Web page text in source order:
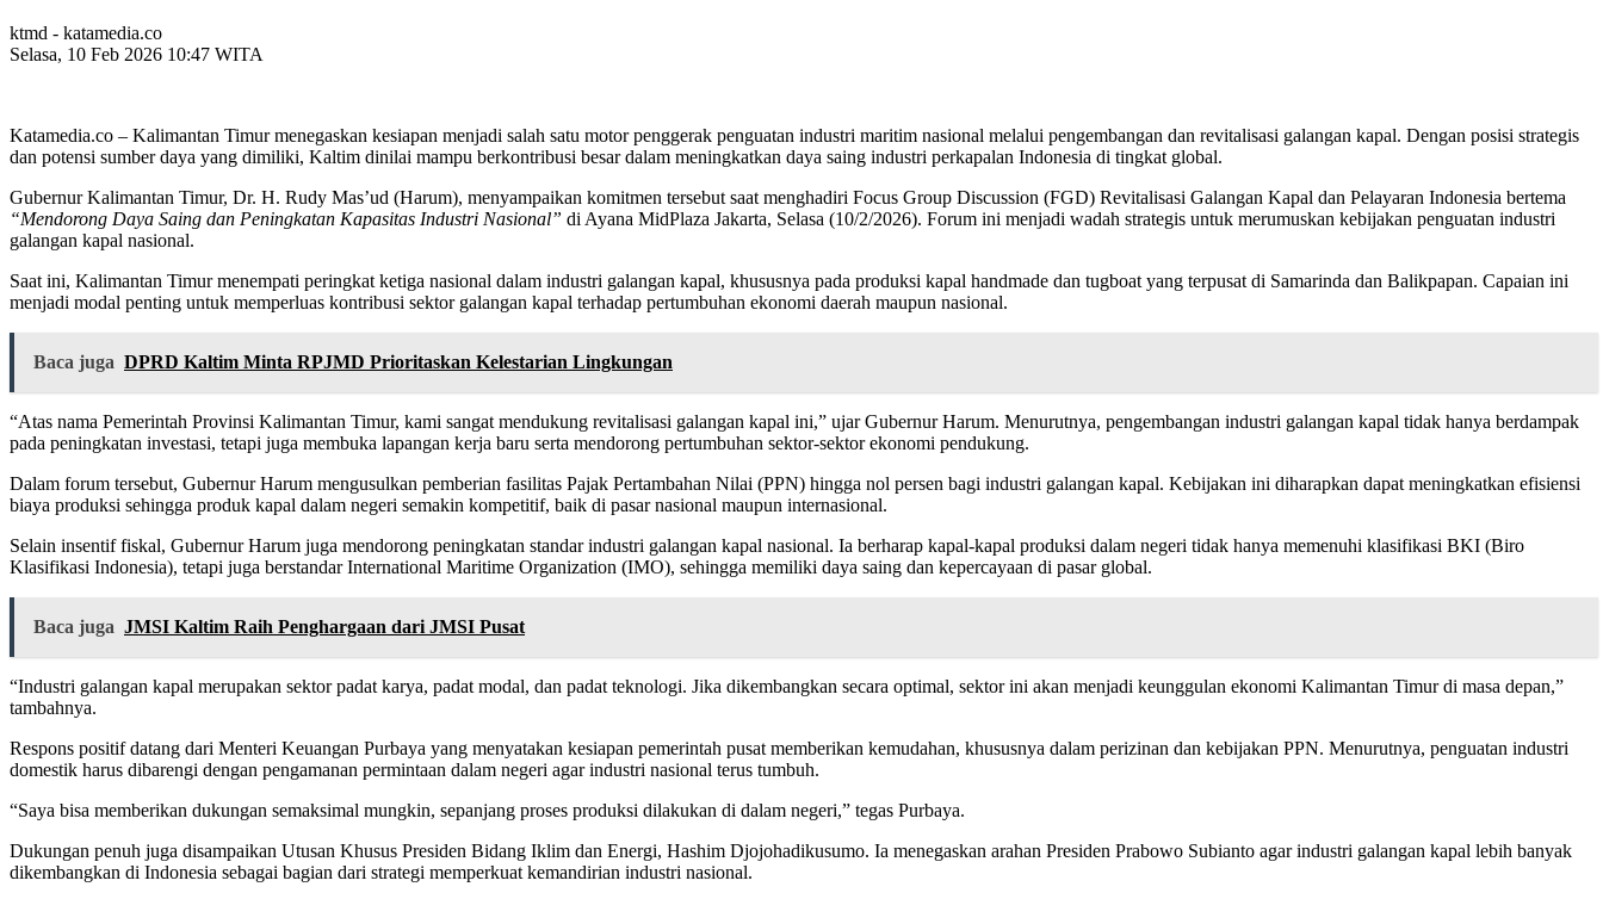
ktmd - katamedia.co
Selasa, 10 Feb 2026 10:47 WITA
Katamedia.co – Kalimantan Timur menegaskan kesiapan menjadi salah satu motor penggerak penguatan industri maritim nasional melalui pengembangan dan revitalisasi galangan kapal. Dengan posisi strategis
dan potensi sumber daya yang dimiliki, Kaltim dinilai mampu berkontribusi besar dalam meningkatkan daya saing industri perkapalan Indonesia di tingkat global.
Gubernur Kalimantan Timur, Dr. H. Rudy Mas’ud (Harum), menyampaikan komitmen tersebut saat menghadiri Focus Group Discussion (FGD) Revitalisasi Galangan Kapal dan Pelayaran Indonesia bertema
“Mendorong Daya Saing dan Peningkatan Kapasitas Industri Nasional” di Ayana MidPlaza Jakarta, Selasa (10/2/2026). Forum ini menjadi wadah strategis untuk merumuskan kebijakan penguatan industri
galangan kapal nasional.
Saat ini, Kalimantan Timur menempati peringkat ketiga nasional dalam industri galangan kapal, khususnya pada produksi kapal handmade dan tugboat yang terpusat di Samarinda dan Balikpapan. Capaian ini
menjadi modal penting untuk memperluas kontribusi sektor galangan kapal terhadap pertumbuhan ekonomi daerah maupun nasional.
Baca juga DPRD Kaltim Minta RPJMD Prioritaskan Kelestarian Lingkungan
“Atas nama Pemerintah Provinsi Kalimantan Timur, kami sangat mendukung revitalisasi galangan kapal ini,” ujar Gubernur Harum. Menurutnya, pengembangan industri galangan kapal tidak hanya berdampak
pada peningkatan investasi, tetapi juga membuka lapangan kerja baru serta mendorong pertumbuhan sektor-sektor ekonomi pendukung.
Dalam forum tersebut, Gubernur Harum mengusulkan pemberian fasilitas Pajak Pertambahan Nilai (PPN) hingga nol persen bagi industri galangan kapal. Kebijakan ini diharapkan dapat meningkatkan efisiensi
biaya produksi sehingga produk kapal dalam negeri semakin kompetitif, baik di pasar nasional maupun internasional.
Selain insentif fiskal, Gubernur Harum juga mendorong peningkatan standar industri galangan kapal nasional. Ia berharap kapal-kapal produksi dalam negeri tidak hanya memenuhi klasifikasi BKI (Biro
Klasifikasi Indonesia), tetapi juga berstandar International Maritime Organization (IMO), sehingga memiliki daya saing dan kepercayaan di pasar global.
Baca juga JMSI Kaltim Raih Penghargaan dari JMSI Pusat
“Industri galangan kapal merupakan sektor padat karya, padat modal, dan padat teknologi. Jika dikembangkan secara optimal, sektor ini akan menjadi keunggulan ekonomi Kalimantan Timur di masa depan,”
tambahnya.
Respons positif datang dari Menteri Keuangan Purbaya yang menyatakan kesiapan pemerintah pusat memberikan kemudahan, khususnya dalam perizinan dan kebijakan PPN. Menurutnya, penguatan industri
domestik harus dibarengi dengan pengamanan permintaan dalam negeri agar industri nasional terus tumbuh.
“Saya bisa memberikan dukungan semaksimal mungkin, sepanjang proses produksi dilakukan di dalam negeri,” tegas Purbaya.
Dukungan penuh juga disampaikan Utusan Khusus Presiden Bidang Iklim dan Energi, Hashim Djojohadikusumo. Ia menegaskan arahan Presiden Prabowo Subianto agar industri galangan kapal lebih banyak
dikembangkan di Indonesia sebagai bagian dari strategi memperkuat kemandirian industri nasional.